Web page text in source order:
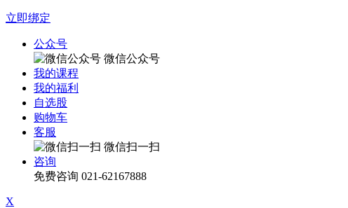
立即绑定
公众号
微信公众号
我的课程
我的福利
自选股
购物车
客服
微信扫一扫
咨询
免费咨询 021-62167888
X